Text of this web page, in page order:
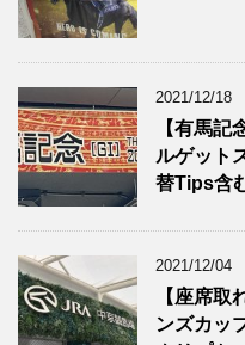
2021/12/18
【有馬記
ルゲット
替Tips含
2021/12/04
【座席取
ンズカッ